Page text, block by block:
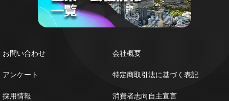
お問い合わせ
アンケート
採用情報
会社概要
特定商取引法に基づく表記
消費者志向自主宣言